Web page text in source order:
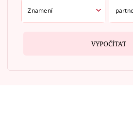
VYPOČÍTAT